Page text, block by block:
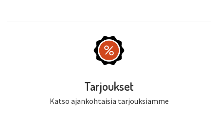
Tarjoukset
Katso ajankohtaisia tarjouksiamme